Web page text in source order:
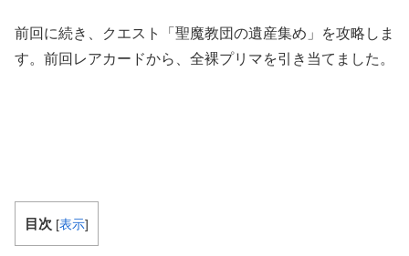
前回に続き、クエスト「聖魔教団の遺産集め」を攻略しま
す。前回レアカードから、全裸プリマを引き当てました。
目次 [表示]